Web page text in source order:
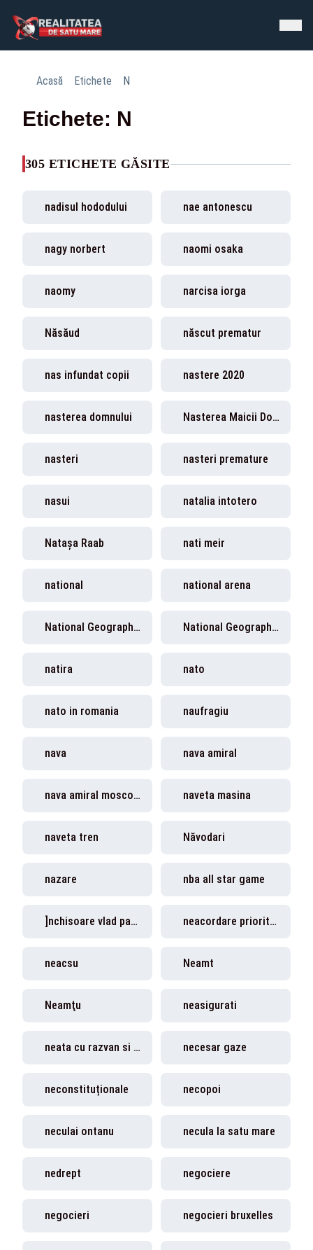
Acasă Etichete N
Etichete: N
305 ETICHETE GĂSITE
nadisul hododului nae antonescu
nagy norbert naomi osaka
naomy narcisa iorga
Năsăud născut prematur
nas infundat copii nastere 2020
nasterea domnului Nasterea Maicii Domnului
nasteri nasteri premature
nasui natalia intotero
Natașa Raab nati meir
national national arena
National Geographic National Geographic Romania
natira nato
nato in romania naufragiu
nava nava amiral
nava amiral moscova naveta masina
naveta tren Năvodari
nazare nba all star game
]nchisoare vlad pascu neacordare prioritate
neacsu Neamt
Neamţu neasigurati
neata cu razvan si dani necesar gaze
neconstituționale necopoi
neculai ontanu necula la satu mare
nedrept negociere
negocieri negocieri bruxelles